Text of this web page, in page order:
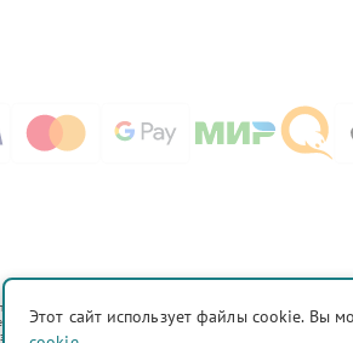
справочный характер.
для описания устройств, в отношении которых
или их официальными представителями.
Этот сайт использует файлы cookie. Вы